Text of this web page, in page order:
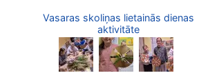
Vasaras skoliņas lietainās dienas
aktivitāte